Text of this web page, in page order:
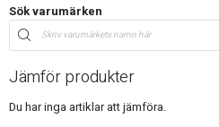
Sök varumärken
Jämför produkter
Du har inga artiklar att jämföra.